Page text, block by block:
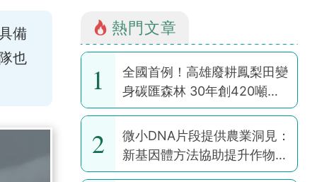
備
也
熱門文章
1
全國首例！高雄廢耕鳳梨田變
身碳匯森林 30年創420噸碳
權
2
微小DNA片段提供農業洞見：
新基因體方法協助提升作物韌
性